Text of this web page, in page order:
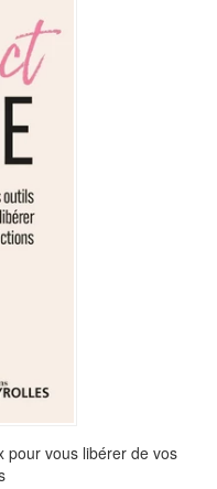
pour vous libérer de vos